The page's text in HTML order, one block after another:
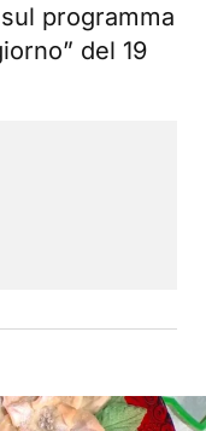
programma
del 19